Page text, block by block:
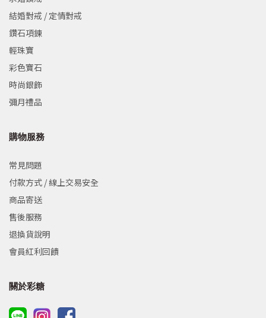
結婚對戒 / 定情對戒
鑽石項鍊
輕珠寶
彩色寶石
時尚銀飾
彌月禮品
購物服務
常見問題
付款方式 / 線上交易安全
商品寄送
售後服務
退換貨說明
會員紅利回饋
關於彩糖